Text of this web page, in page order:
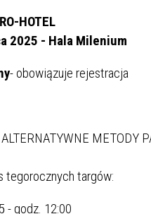
podjętych
covid-19
w Blumbergu
Kołobrzegu
HOTEL
2025 - Hala Milenium
- obowiązuje rejestracja
METODY
tegorocznych targów:
- godz. 12:00